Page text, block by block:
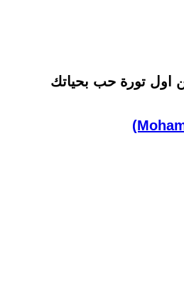
اول تورة حب بحياتك